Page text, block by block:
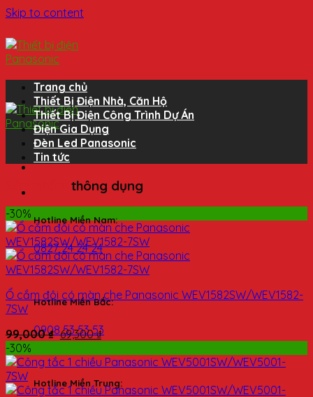
Skip to content
Hotline Miền Nam:
0827 24 24 24
Hotline Miền Bắc:
0908 53 53 53
Hotline Miền Trung:
Trang chủ
Thiết Bị Điện Nhà, Căn Hộ
Thiết Bị Điện Công Trình Dự Án
Điện Gia Dụng
Đèn Led Panasonic
Tin tức
thông dụng
-30%
Ổ cắm đôi có màn che Panasonic WEV1582SW/WEV1582-
7SW
99,000₫ 69,300₫
-30%